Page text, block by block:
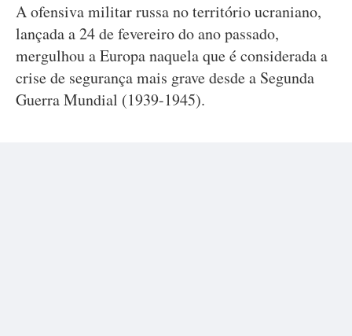
A ofensiva militar russa no território ucraniano,
lançada a 24 de fevereiro do ano passado,
mergulhou a Europa naquela que é considerada a
crise de segurança mais grave desde a Segunda
Guerra Mundial (1939-1945).